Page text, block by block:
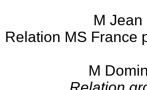
M Jean
Relation MS France
M